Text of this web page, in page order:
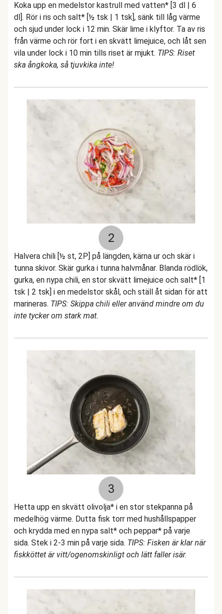
Koka upp en medelstor kastrull med vatten* [3 dl | 6
dl]. Rör i ris och salt* [½ tsk | 1 tsk], sänk till låg värme
och sjud under lock i 12 min. Skär lime i klyftor. Ta av ris
från värme och rör fort i en skvätt limejuice, och låt sen
vila under lock i 10 min tills riset är mjukt. TIPS: Riset
ska ångkoka, så tjuvkika inte!
2
Halvera chili [½ st, 2P] på längden, kärna ur och skär i
tunna skivor. Skär gurka i tunna halvmånar. Blanda rödlök,
gurka, en nypa chili, en stor skvätt limejuice och salt* [1
tsk | 2 tsk] i en medelstor skål, och ställ åt sidan för att
marineras. TIPS: Skippa chili eller använd mindre om du
inte tycker om stark mat.
3
Hetta upp en skvätt olivolja* i en stor stekpanna på
medelhög värme. Dutta fisk torr med hushållspapper
och krydda med en nypa salt* och peppar* på varje
sida. Stek i 2-3 min på varje sida. TIPS: Fisken är klar när
fiskköttet är vitt/ogenomskinligt och lätt faller isär.